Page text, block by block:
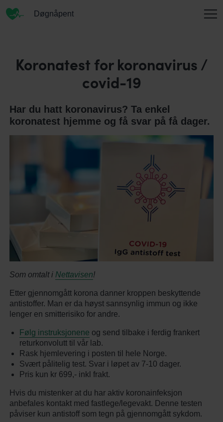
Døgnåpent
ENGLISH
Koronatest for koronavirus /
covid-19
Har du hatt koronavirus? Ta enkel
koronatest hjemme og få svar på få dager.
Som omtalt i Nettavisen!
Etter gjennomgått korona danner kroppen beskyttende
antistoffer. Man er da høyst sannsynlig immun og ikke
lenger en smitterisiko for andre.
Følg instruksjonene og send tilbake i ferdig frankert
returkonvolutt til vår lab.
Rask hjemlevering i posten til hele Norge.
Svært pålitelig test. Svar i løpet av 7-10 dager.
Pris kun kr 699,- inkl frakt.
Hvis du mistenker at du har aktiv koronainfeksjon
anbefales kontakt med fastlege/legevakt. Denne testen
påviser kun antistoff som tegn på gjennomgått sykdom.